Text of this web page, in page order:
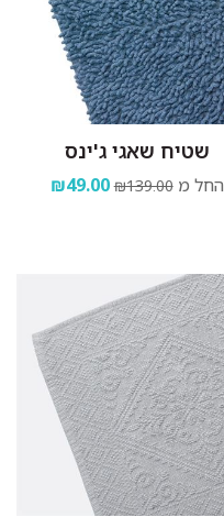
שטיח שאגי ג'ינס
החל מ ₪139.00
₪49.00